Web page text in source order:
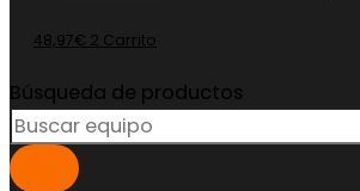
48,97€ 2 Carrito
Búsqueda de productos